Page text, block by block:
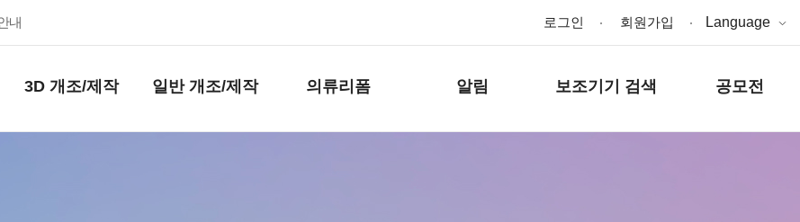
내 로그인 회원가입 Language
3D 개조/제작 일반 개조/제작 의류리폼 알림 보조기기 검색 공모전